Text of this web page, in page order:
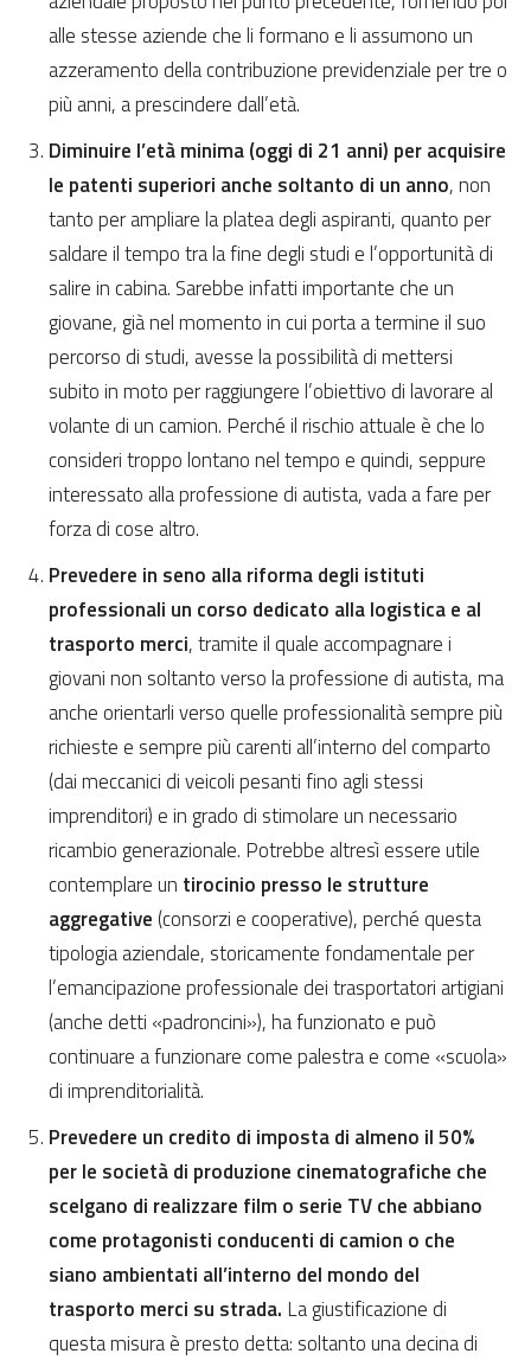
alle stesse aziende che li formano e li assumono un
azzeramento della contribuzione previdenziale per tre o
più anni, a prescindere dall’età.
Diminuire l’età minima (oggi di 21 anni) per acquisire
le patenti superiori anche soltanto di un anno, non
tanto per ampliare la platea degli aspiranti, quanto per
saldare il tempo tra la fine degli studi e l’opportunità di
salire in cabina. Sarebbe infatti importante che un
giovane, già nel momento in cui porta a termine il suo
percorso di studi, avesse la possibilità di mettersi
subito in moto per raggiungere l’obiettivo di lavorare al
volante di un camion. Perché il rischio attuale è che lo
consideri troppo lontano nel tempo e quindi, seppure
interessato alla professione di autista, vada a fare per
forza di cose altro.
Prevedere in seno alla riforma degli istituti
professionali un corso dedicato alla logistica e al
trasporto merci, tramite il quale accompagnare i
giovani non soltanto verso la professione di autista, ma
anche orientarli verso quelle professionalità sempre più
richieste e sempre più carenti all’interno del comparto
(dai meccanici di veicoli pesanti fino agli stessi
imprenditori) e in grado di stimolare un necessario
ricambio generazionale. Potrebbe altresì essere utile
contemplare un tirocinio presso le strutture
aggregative (consorzi e cooperative), perché questa
tipologia aziendale, storicamente fondamentale per
l’emancipazione professionale dei trasportatori artigiani
(anche detti «padroncini»), ha funzionato e può
continuare a funzionare come palestra e come «scuola»
di imprenditorialità.
Prevedere un credito di imposta di almeno il 50%
per le società di produzione cinematografiche che
scelgano di realizzare film o serie TV che abbiano
come protagonisti conducenti di camion o che
siano ambientati all’interno del mondo del
trasporto merci su strada. La giustificazione di
questa misura è presto detta: soltanto una decina di